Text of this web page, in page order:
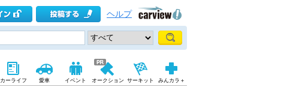
ヘルプ
カーライフ 愛車 イベント オークション サーキット みんカラ＋